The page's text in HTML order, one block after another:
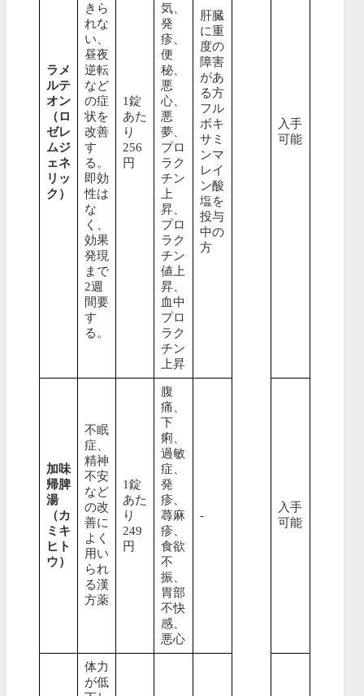
ラメ
ルテ
オン
（ロ
ゼレ
ムジ
ェネ
リッ
ク）
きら
れな
い、
昼夜
逆転
など
の症
状を
改善
す
る。
即効
性は
な
く、
効果
発現
まで
2週
間要
す
る。
1錠
あた
り
256
円
気、
発
疹、
便
秘、
悪
心、
悪
夢、
プロ
ラク
チン
上
昇、
プロ
ラク
チン
値上
昇、
血中
プロ
ラク
チン
上昇
肝臓
に重
度の
障害
があ
る方
フル
ボキ
サミ
ンマ
レイ
ン酸
塩を
投与
中の
方
入手
可能
加味
帰脾
湯
（カ
ミキ
ヒト
ウ）
不眠
症、
精神
不安
など
の改
善に
よく
用い
られ
る漢
方薬
1錠
あた
り
249
円
腹
痛、
下
痢、
過敏
症、
発
疹、
蕁麻
疹、
食欲
不
振、
胃部
不快
感、
悪心
-
入手
可能
体力
が低